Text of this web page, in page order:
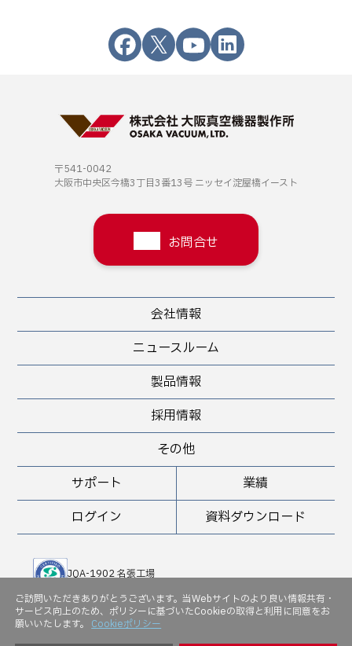
〒541-0042
大阪市中央区今橋3丁目3番13号 ニッセイ淀屋橋イースト
お問合せ
会社情報
ニュースルーム
製品情報
サポート 業績
採用情報
ログイン 資料ダウンロード
その他
JQA-1902 名張工場
JQA-EM 5143
ご訪問いただきありがとうございます。当Webサイトのより良い情報共有・
サービス向上のため、ポリシーに基づいたCookieの取得と利用に同意をお
願いいたします。 Cookieポリシー